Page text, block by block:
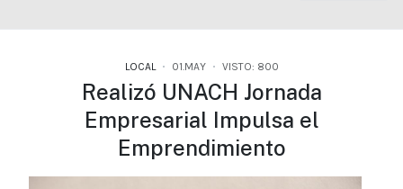
LOCAL 01.MAY VISTO: 800
Realizó UNACH Jornada
Empresarial Impulsa el
Emprendimiento